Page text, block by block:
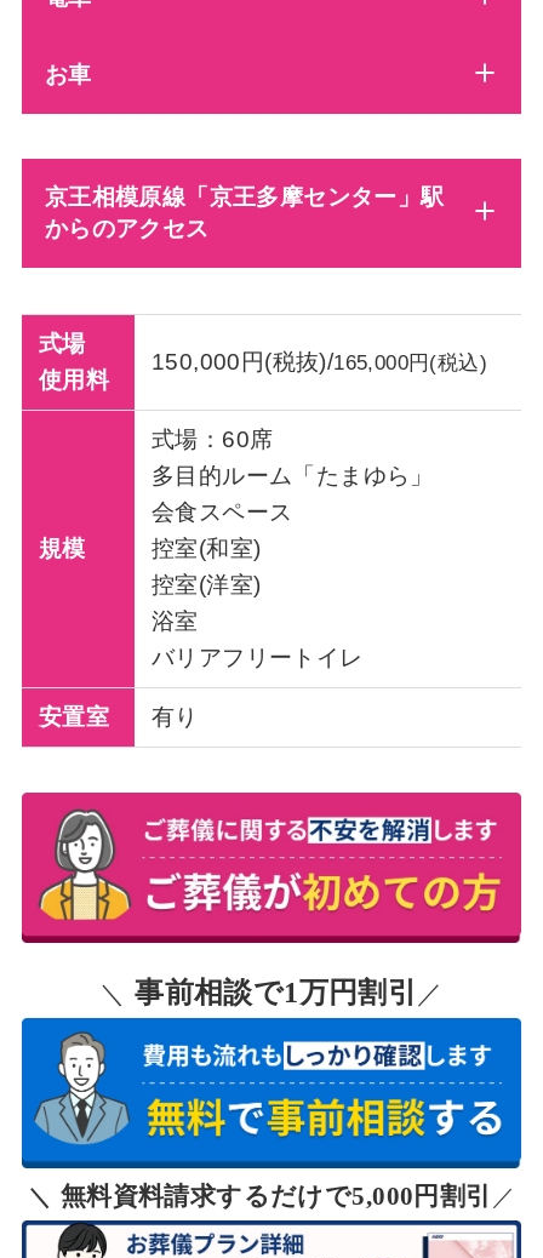
お車
京王相模原線「京王多摩センター」駅
からのアクセス
式場
使用料
150,000円(税抜)/165,000円(税込)
規模
式場：60席
多目的ルーム「たまゆら」
会食スペース
控室(和室)
控室(洋室)
浴室
バリアフリートイレ
安置室 有り
＼ 事前相談で1万円割引 ／
＼ 無料資料請求するだけで5,000円割引 ／